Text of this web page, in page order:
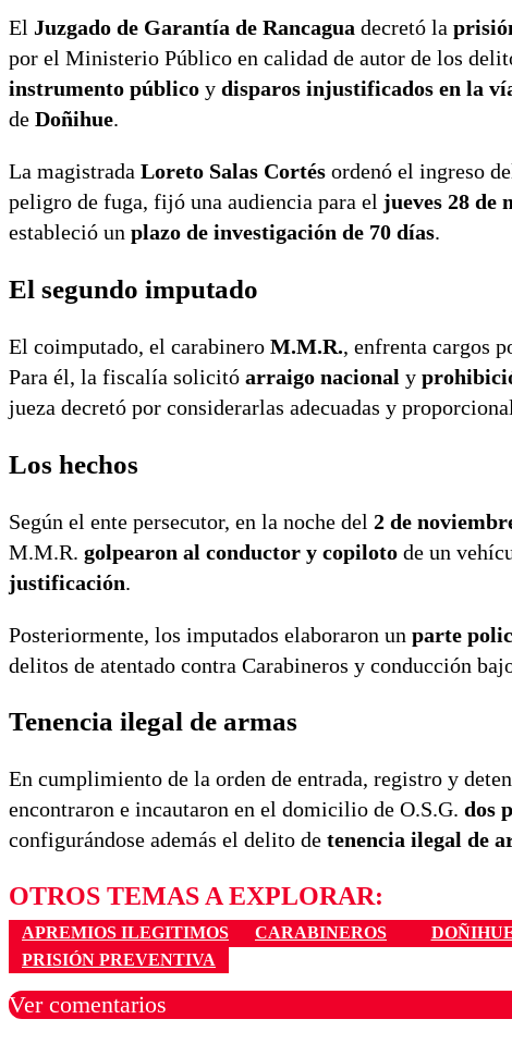
El Juzgado de Garantía de Rancagua decretó la
por el Ministerio Público en calidad de autor de los
instrumento público y disparos injustificados en la
de Doñihue.
La magistrada Loreto Salas Cortés ordenó el ingreso
peligro de fuga, fijó una audiencia para el jueves 28 de
estableció un plazo de investigación de 70 días.
El segundo imputado
El coimputado, el carabinero M.M.R., enfrenta cargos
Para él, la fiscalía solicitó arraigo nacional y
jueza decretó por considerarlas adecuadas y
Los hechos
Según el ente persecutor, en la noche del 2 de
M.M.R. golpearon al conductor y copiloto de un
justificación.
Posteriormente, los imputados elaboraron un parte
delitos de atentado contra Carabineros y conducción
Tenencia ilegal de armas
En cumplimiento de la orden de entrada, registro y
encontraron e incautaron en el domicilio de O.S.G. dos
configurándose además el delito de tenencia ilegal de
OTROS TEMAS A EXPLORAR:
APREMIOS ILEGITIMOS CARABINEROS
PRISIÓN PREVENTIVA
Ver comentarios